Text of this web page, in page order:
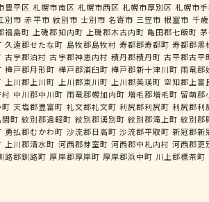
豊平区 札幌市南区 札幌市西区 札幌市厚別区 札幌市
別市 赤平市 紋別市 士別市 名寄市 三笠市 根室市 千
福島町 上磯郡知内町 上磯郡木古内町 亀田郡七飯町
久遠郡せたな町 島牧郡島牧村 寿都郡寿都町 寿都郡黒
古宇郡泊村 古宇郡神恵内村 積丹郡積丹町 古平郡古平
樺戸郡月形町 樺戸郡浦臼町 樺戸郡新十津川町 雨竜郡
上川郡上川町 上川郡東川町 上川郡美瑛町 空知郡上富
中川郡中川町 雨竜郡幌加内町 増毛郡増毛町 留萌郡
天塩郡豊富町 礼文郡礼文町 利尻郡利尻町 利尻郡利
町 紋別郡遠軽町 紋別郡湧別町 紋別郡滝上町 紋別郡
勇払郡むかわ町 沙流郡日高町 沙流郡平取町 新冠郡新
上川郡清水町 河西郡芽室町 河西郡中札内村 河西郡更
路郡釧路町 厚岸郡厚岸町 厚岸郡浜中町 川上郡標茶町